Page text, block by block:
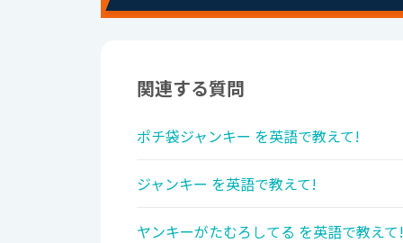
関連する質問
ポチ袋ジャンキー を英語で教えて!
ジャンキー を英語で教えて!
ヤンキーがたむろしてる を英語で教えて!